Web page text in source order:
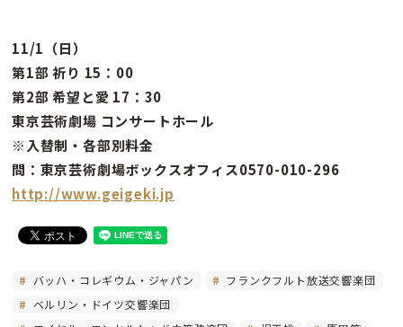
11/1（日）
第1部 祈り 15：00
第2部 希望と愛 17：30
東京芸術劇場 コンサートホール
※入替制・各部別料金
問：東京芸術劇場ボックスオフィス0570-010-296
http://www.geigeki.jp
バッハ・コレギウム・ジャパン
フランクフルト放送交響楽団
ベルリン・ドイツ交響楽団